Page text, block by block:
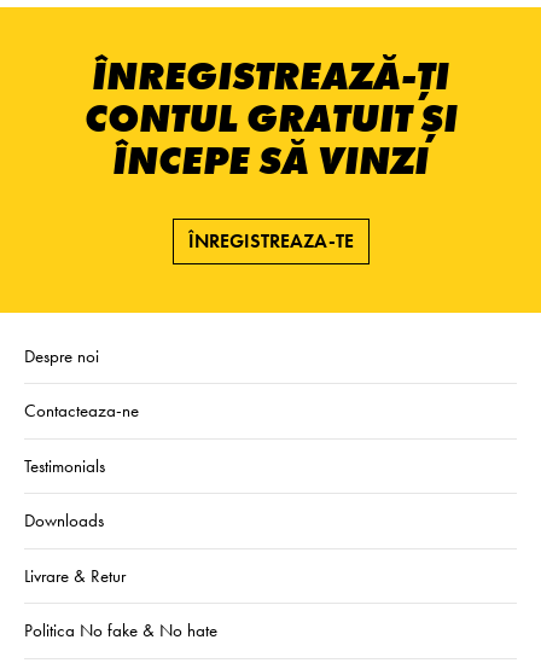
ÎNREGISTREAZĂ-ȚI
CONTUL GRATUIT ȘI
ÎNCEPE SĂ VINZI
ÎNREGISTREAZA-TE
Despre noi
Contacteaza-ne
Testimonials
Downloads
Livrare & Retur
Politica No fake & No hate